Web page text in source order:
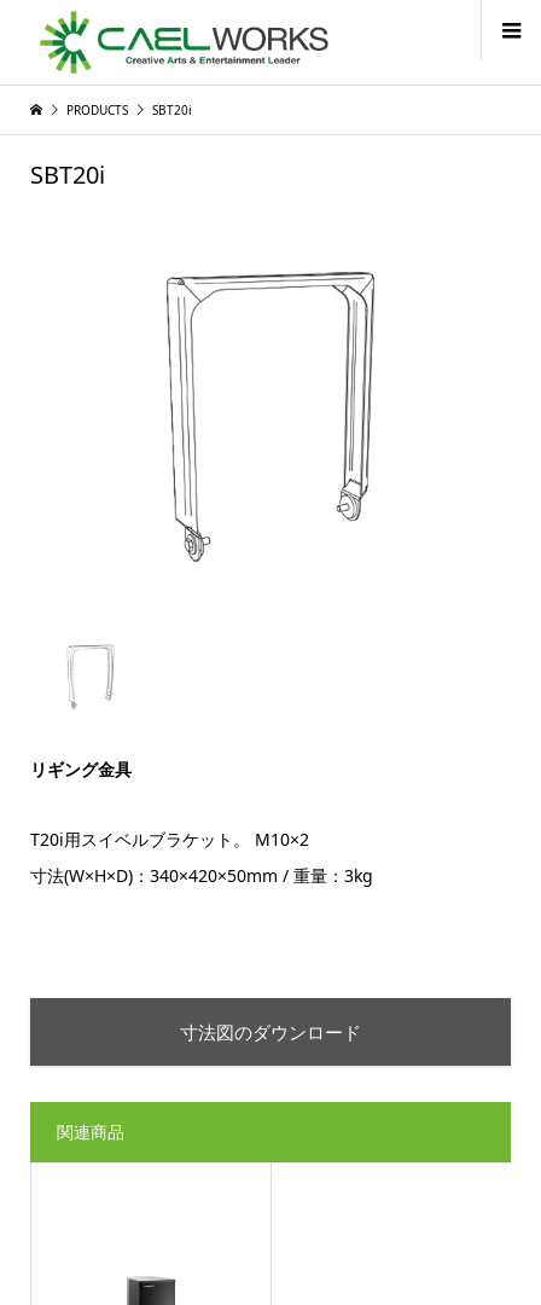
PRODUCTS SBT20i
SBT20i
リギング金具
T20i用スイベルブラケット。 M10×2
寸法(W×H×D)：340×420×50mm / 重量：3kg
寸法図のダウンロード
関連商品